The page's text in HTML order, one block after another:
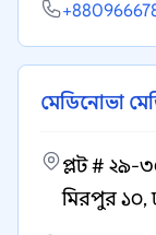
মেডিনোভা
প্লট # ২৯-
মিরপুর ১০,